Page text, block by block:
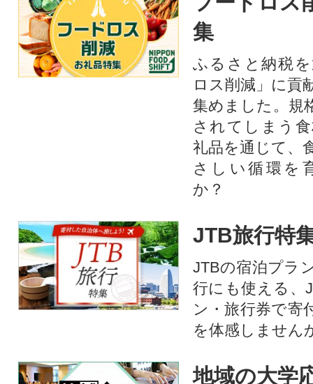
集
ふるさと納税
ロス削減」に貢
集めました。規
されてしまう
礼品を通じて、
さしい循環を
か？​
JTB旅行特
JTBの宿泊プラ
行にも使える、
ン・旅行券で寄
を体感しません
地域の大学